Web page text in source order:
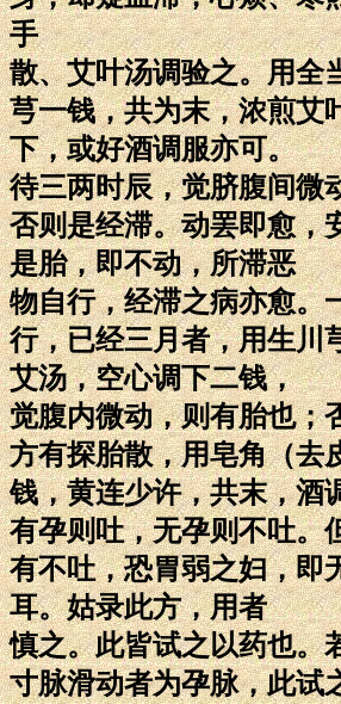
手
散、艾叶汤调验之。用全
芎一钱，共为末，浓煎艾
下，或好酒调服亦可。
待三两时辰，觉脐腹间微
否则是经滞。动罢即愈，
是胎，即不动，所滞恶
物自行，经滞之病亦愈。
行，已经三月者，用生川
艾汤，空心调下二钱，
觉腹内微动，则有胎也；
方有探胎散，用皂角（去
钱，黄连少许，共末，酒
有孕则吐，无孕则不吐。
有不吐，恐胃弱之妇，即
耳。姑录此方，用者
慎之。此皆试之以药也。
寸脉滑动者为孕脉，此试